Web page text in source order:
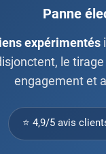
Panne
expérimentés
le
engagement et
⭐ 4,9/5 avis